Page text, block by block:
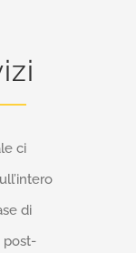
ci
di
post-